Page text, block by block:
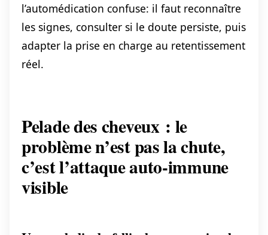
l’automédication confuse: il faut reconnaître
les signes, consulter si le doute persiste, puis
adapter la prise en charge au retentissement
réel.
Pelade des cheveux : le
problème n’est pas la chute,
c’est l’attaque auto-immune
visible